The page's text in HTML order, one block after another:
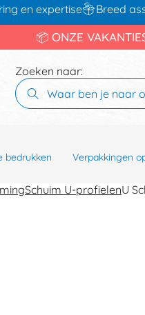
en expertise Breed
📦 ONZE
Zoeken naar:
bedrukken Verpakkingen
Schuim U-profielenU